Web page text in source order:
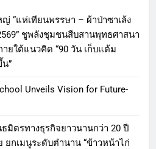
“แห่เทียนพรรษา – ผ้าป่าซาเล้ง
ชูพลังชุมชนสืบสานพุทธศาสนา
ยใต้แนวคิด “90 วัน เก็บแต้ม
”
Unveils Vision for Future-
ธมิตรทางธุรกิจยาวนานกว่า 20 ปี
ยกเมนูระดับตำนาน “ข้าวหน้าไก่